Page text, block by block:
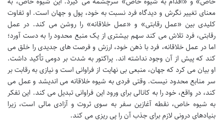
معنای تغییر نگرش و دیدگاه فرد نسبت به خود، پول و جهان است. او تفاوت
کلیدی بین «عمل رقابتی» و «عمل خلاقانه» را روشن می کند. در عمل
رقابتی، فرد تلاش می کند سهم بیشتری از یک منبع محدود را به دست آورد؛
اما در عمل خلاقانه، فرد با ذهن خود، ارزش و فرصت های جدیدی را خلق می
کند که پیش از آن وجود نداشته اند. پراکتور به شدت بر دومی تأکید داشت.
او بیان می کرد که جهان، منبعی بی نهایت از فراوانی است و نیازی به رقابت بر
سر منابع محدود نیست. وقتی فردی به شیوه خلاقانه می اندیشد و عمل می
کند، در واقع، خود را به کانالی برای ورود این فراوانی تبدیل می کند. این تفکر
به شیوه خاص، نقطه آغازین سفر به سوی ثروت و آزادی مالی است، زیرا
بنیادهای درونی لازم برای جذب آن را پی ریزی می کند.